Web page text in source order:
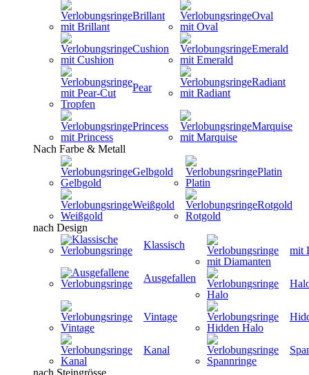
Brillant
Oval
Cushion Emerald
Pear Radiant
Princess
Marquise
Nach Farbe & Metall
Gelbgold
Platin
Weißgold
Rotgold
nach Design
Klassisch
mit
Ausgefallen
Vintage
Kanal